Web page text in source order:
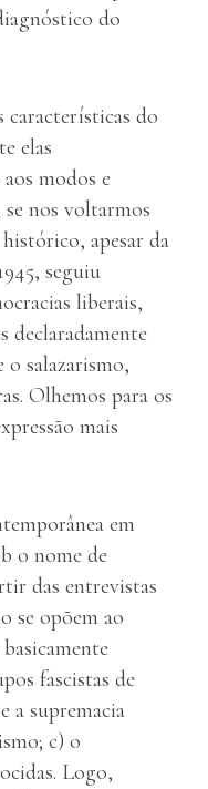
do
características do
elas
modos e
nos voltarmos
apesar da
seguiu
liberais,
declaradamente
salazarismo,
Olhemos para os
mais
em
o nome de
das entrevistas
se opõem ao
fascistas de
a supremacia
c) o
Logo,